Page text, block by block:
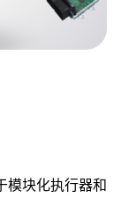
模块化执行器和